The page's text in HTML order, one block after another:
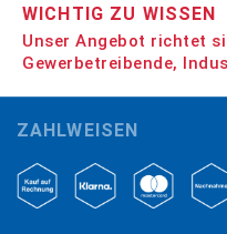
WICHTIG ZU WISSEN
Unser Angebot richtet
Gewerbetreibende,
ZAHLWEISEN